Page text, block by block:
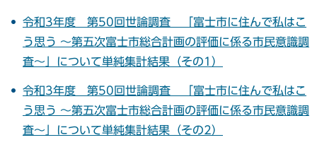
令和3年度 第50回世論調査 「富士市に住んで私はこ
う思う ～第五次富士市総合計画の評価に係る市民意識調
査～」について単純集計結果（その1）
令和3年度 第50回世論調査 「富士市に住んで私はこ
う思う ～第五次富士市総合計画の評価に係る市民意識調
査～」について単純集計結果（その2）